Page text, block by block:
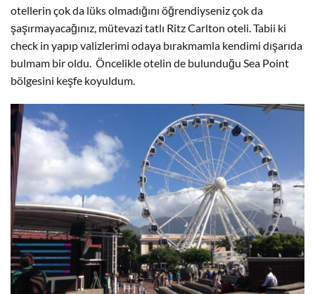
otellerin çok da lüks olmadığını öğrendiyseniz çok da
şaşırmayacağınız, mütevazi tatlı Ritz Carlton oteli. Tabii ki
check in yapıp valizlerimi odaya bırakmamla kendimi dışarıda
bulmam bir oldu. Öncelikle otelin de bulunduğu Sea Point
bölgesini keşfe koyuldum.